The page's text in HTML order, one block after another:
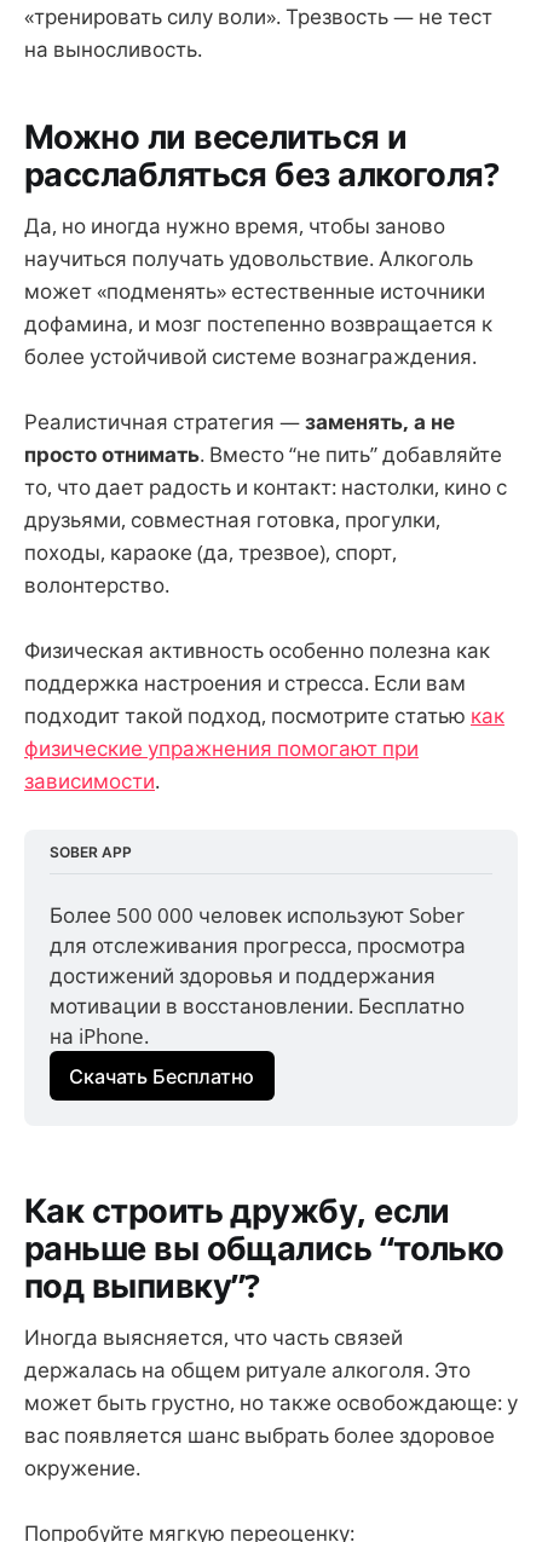
«тренировать силу воли». Трезвость — не тест
на выносливость.
Можно ли веселиться и
расслабляться без алкоголя?
Да, но иногда нужно время, чтобы заново
научиться получать удовольствие. Алкоголь
может «подменять» естественные источники
дофамина, и мозг постепенно возвращается к
более устойчивой системе вознаграждения.
Реалистичная стратегия —заменять, а не
просто отнимать. Вместо “не пить” добавляйте
то, что дает радость и контакт: настолки, кино с
друзьями, совместная готовка, прогулки,
походы, караоке (да, трезвое), спорт,
волонтерство.
Физическая активность особенно полезна как
поддержка настроения и стресса. Если вам
подходит такой подход, посмотрите статью как
физические упражнения помогают при
зависимости.
SOBER APP
Более 500 000 человек используют Sober
для отслеживания прогресса, просмотра
достижений здоровья и поддержания
мотивации в восстановлении. Бесплатно
на iPhone.
Скачать Бесплатно
Как строить дружбу, если
раньше вы общались “только
под выпивку”?
Иногда выясняется, что часть связей
держалась на общем ритуале алкоголя. Это
может быть грустно, но также освобождающе: у
вас появляется шанс выбрать более здоровое
окружение.
Попробуйте мягкую переоценку: